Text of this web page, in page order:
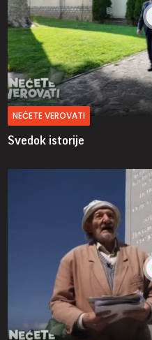
NEĆETE VEROVATI
Svedok istorije